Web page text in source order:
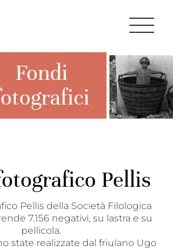
Fondi
Pellis
Pellis della Società Filologica
7.156 negativi, su lastra e su
pellicola.
state realizzate dal friulano Ugo